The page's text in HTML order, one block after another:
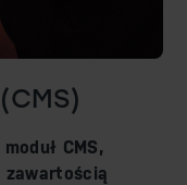
moduł CMS,
zawartością